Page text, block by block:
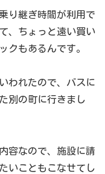
り継ぎ時間が利用で
、ちょっと遠い買い
クもあるんです。
われたので、バスに
別の町に行きまし
容なので、施設に請
いこともこなせてし